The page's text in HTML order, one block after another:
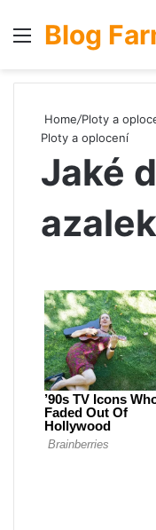
Menu
Blog
Home/Ploty a
Ploty a oplocení
Jaké